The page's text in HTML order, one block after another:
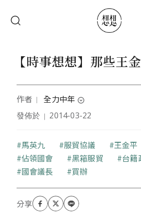
【時事想想】那些王
作者 ｜ 全力中年 expand_circle_down
本文作者深信真男人必須喜歡搖滾、
有筆有書很少用，亦狂亦俠頗龜毛。
發佈於 ｜ 2014-03-22
關鍵字
馬英九 服貿協議 王金平
佔領國會
黑箱服貿
台籍
國會議長
買辦